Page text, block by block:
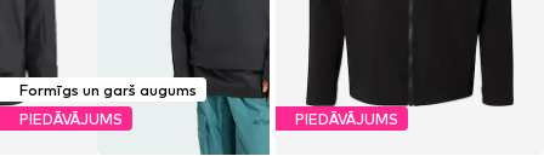
Formīgs un garš augums
PIEDĀVĀJUMS
PIEDĀVĀJUMS